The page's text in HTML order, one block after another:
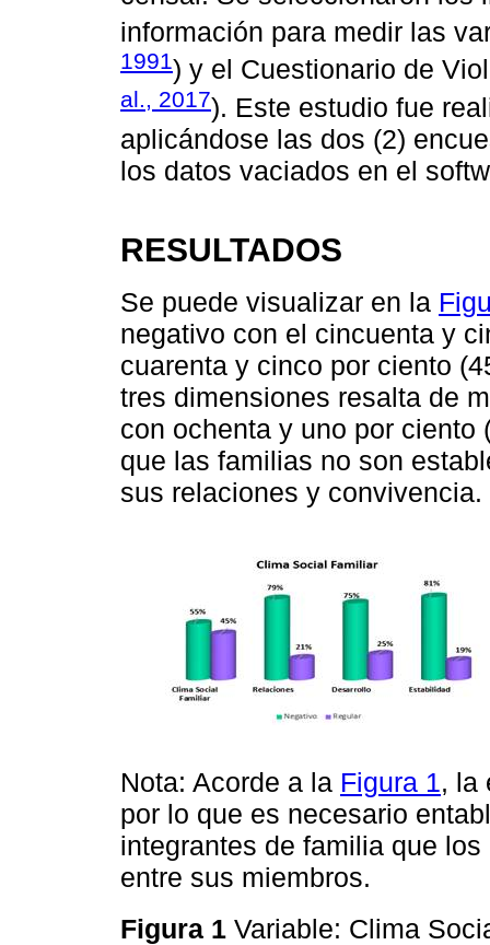
información para medir las
1991) y el Cuestionario de
al., 2017). Este estudio fue
aplicándose las dos (2)
los datos vaciados en el
RESULTADOS
Se puede visualizar en la
negativo con el cincuenta y
cuarenta y cinco por ciento
tres dimensiones resalta de
con ochenta y uno por ciento
que las familias no son
sus relaciones y convivencia.
Nota: Acorde a la Figura 1, la
por lo que es necesario
integrantes de familia que
entre sus miembros.
Figura 1 Variable: Clima